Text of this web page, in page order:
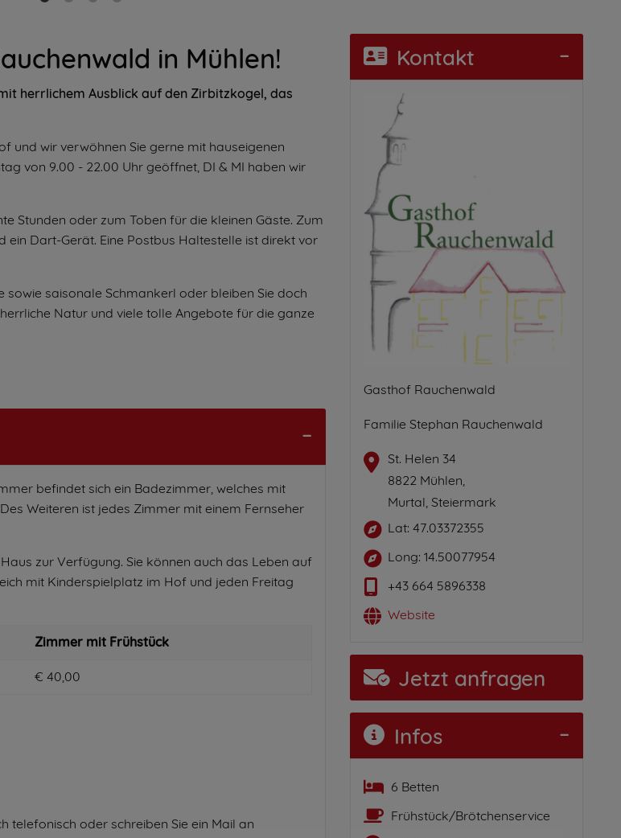
in Mühlen!
herrlichem Ausblick auf den Zirbitzkogel, das
und wir verwöhnen Sie gerne mit hauseigenen
von 9.00 - 22.00 Uhr geöffnet, DI & MI haben wir
Stunden oder zum Toben für die kleinen Gäste. Zum
Dart-Gerät. Eine Postbus Haltestelle ist direkt vor
sowie saisonale Schmankerl oder bleiben Sie doch
Natur und viele tolle Angebote für die ganze
befindet sich ein Badezimmer, welches mit
Weiteren ist jedes Zimmer mit einem Fernseher
zur Verfügung. Sie können auch das Leben auf
mit Kinderspielplatz im Hof und jeden Freitag
Zimmer mit Frühstück
€ 40,00
telefonisch oder schreiben Sie ein Mail an
Kontakt
Gasthof Rauchenwald
Familie Stephan Rauchenwald
St. Helen 34
8822 Mühlen,
Murtal, Steiermark
Lat: 47.03372355
Long: 14.50077954
+43 664 5896338
Website
Jetzt anfragen
Infos
6 Betten
Frühstück/Brötchenservice